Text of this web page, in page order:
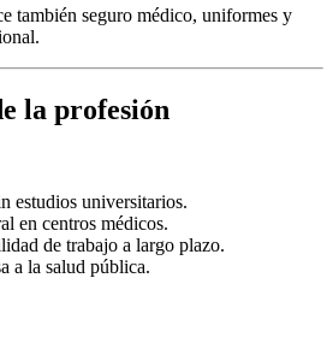
también seguro médico, uniformes y
la profesión
estudios universitarios.
en centros médicos.
de trabajo a largo plazo.
a la salud pública.